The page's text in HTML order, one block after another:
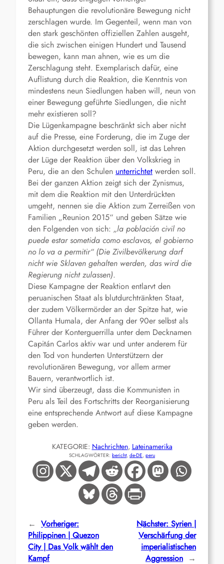
Behauptungen die revolutionäre Bewegung nicht
zerschlagen wurde. Im Gegenteil, wenn man von
den stark geschönten offiziellen Zahlen ausgeht,
die sich zwischen einigen Hundert und Tausend
bewegen, kann man ahnen, wie es um die
Zerschlagung steht. Exemplarisch dafür, eine
Auflistung durch die Reaktion, die Kenntnis von
mindestens neun Siedlungen haben will, neun von
einer Bewegung geführte Siedlungen, die nicht
mehr existieren soll?
Die Lügenkampagne beschränkt sich aber nicht
auf die Presse, eine Forderung, die im Zuge der
Aktion durchgesetzt werden soll, ist das Lehren
der Lüge der Reaktion über den Volkskrieg in
Peru, die an den Schulen unterrichtet werden soll.
Bei der ganzen Aktion zeigt sich der Zynismus,
mit dem die Reaktion mit den Unterdrückten
umgeht, nennen sie die Aktion zum Zerreißen von
Familien „Reunion 2015“ und geben Sätze wie
den Folgenden von sich: „la población civil no
puede estar sometida como esclavos, el gobierno
no lo va a permitir“ (Die Zivilbevölkerung darf
nicht wie Sklaven gehalten werden, das wird die
Regierung nicht zulassen).
Diese Kampagne der Reaktion entlarvt den
peruanischen Staat als blutdurchtränkten Staat,
der zudem Völkermörder an der Spitze hat, wie
Ollanta Humala, der Anfang der 90er selbst als
Führer der Konterguerrilla unter dem Decknamen
Capitán Carlos aktiv war und unter anderem für
den Tod von hunderten Unterstützern der
revolutionären Bewegung, vor allem armer
Bauern, verantwortlich ist.
Wir sind überzeugt, dass die Kommunisten in
Peru als Teil des Fortschritts der Reorganisierung
eine entsprechende Antwort auf diese Kampagne
geben werden.
KATEGORIE: Nachrichten, Lateinamerika
SCHLAGWÖRTER: bericht, de-DE, peru
← Vorheriger:
Philippinen | Quezon
City | Das Volk wählt den
Kampf
Nächster: Syrien |
Verschärfung der
imperialistischen
Aggression →